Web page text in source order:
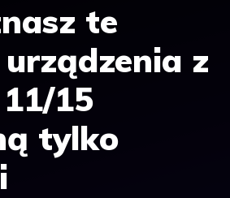
te
z
15
tylko